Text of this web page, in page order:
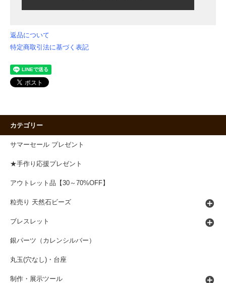
返品について
特定商取引法に基づく表記
カテゴリー
サマーセール プレゼント
★手作り応援プレゼント
アウトレット品【30～70%OFF】
粒売り 天然石ビーズ
ブレスレット
銀パーツ（カレンシルバー）
丸玉(穴なし)・台座
制作・展示ツール